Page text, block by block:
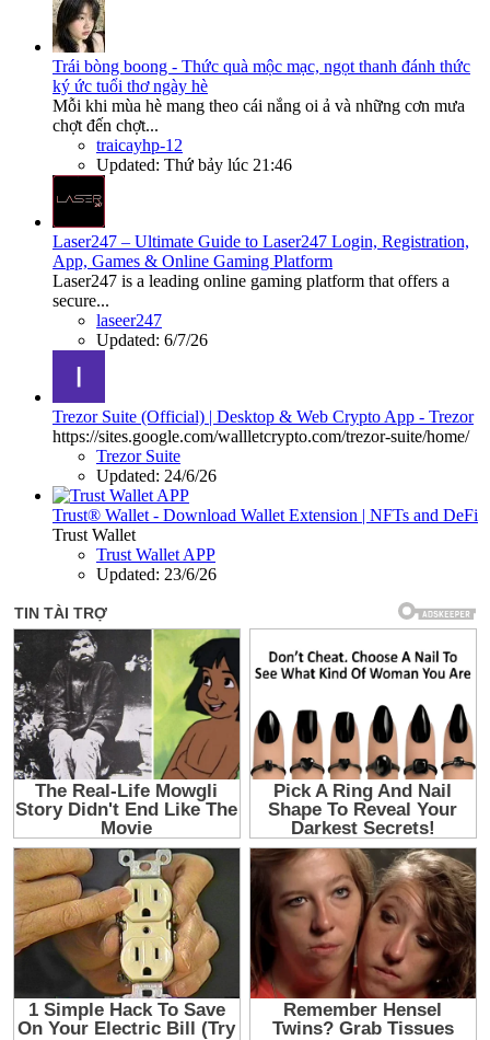
Trái bòng boong - Thức quà mộc mạc, ngọt thanh đánh thức
ký ức tuổi thơ ngày hè
Mỗi khi mùa hè mang theo cái nắng oi ả và những cơn mưa
chợt đến chợt...
traicayhp-12
Updated: Thứ bảy lúc 21:46
Laser247 – Ultimate Guide to Laser247 Login, Registration,
App, Games & Online Gaming Platform
Laser247 is a leading online gaming platform that offers a
secure...
laseer247
Updated: 6/7/26
Trezor Suite (Official) | Desktop & Web Crypto App - Trezor
https://sites.google.com/wallletcrypto.com/trezor-suite/home/
Trezor Suite
Updated: 24/6/26
Trust® Wallet - Download Wallet Extension | NFTs and DeFi
Trust Wallet
Trust Wallet APP
Updated: 23/6/26